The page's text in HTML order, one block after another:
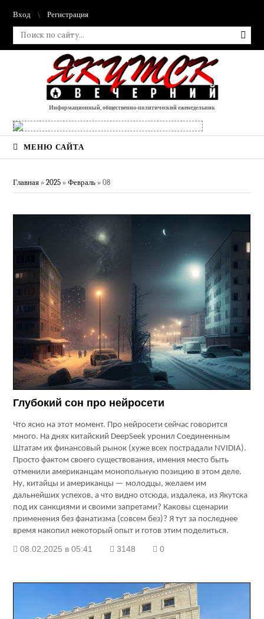
Вход Регистрация
Информационный, общественно-политический еженедельник
МЕНЮ САЙТА
Главная »2025 » Февраль » 08
Глубокий сон про нейросети
Что ясно на этот момент. Про нейросети сейчас говорится
много. На днях китайский DeepSeek уронил Соединенным
Штатам их финансовый рынок (хуже всех пострадали NVIDIA).
Просто фактом своего существования, имения место быть
отменили американцам монопольную позицию в этом деле.
Ну, китайцы и американцы — молодцы, желаем им
дальнейших успехов, а что видно отсюда, издалека, из Якутска
под их санкциями и своими запретами? Каковы сценарии
применения без фанатизма (совсем без)? Я тут за последнее
время накопил некоторый опыт и готов этим поделиться.
08.02.2025 в 05:41 3148 0